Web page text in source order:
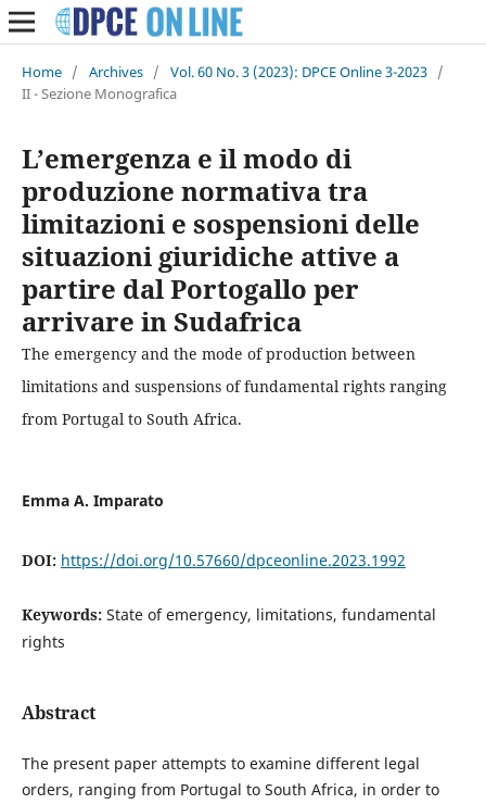
Home / Archives / Vol. 60 No. 3 (2023): DPCE Online 3-2023 /
II - Sezione Monografica
L’emergenza e il modo di
produzione normativa tra
limitazioni e sospensioni delle
situazioni giuridiche attive a
partire dal Portogallo per
arrivare in Sudafrica
The emergency and the mode of production between
limitations and suspensions of fundamental rights ranging
from Portugal to South Africa.
Emma A. Imparato
DOI: https://doi.org/10.57660/dpceonline.2023.1992
Keywords: State of emergency, limitations, fundamental
rights
Abstract
The present paper attempts to examine different legal
orders, ranging from Portugal to South Africa, in order to